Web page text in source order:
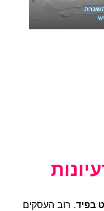
בפיד. רוב העסקים